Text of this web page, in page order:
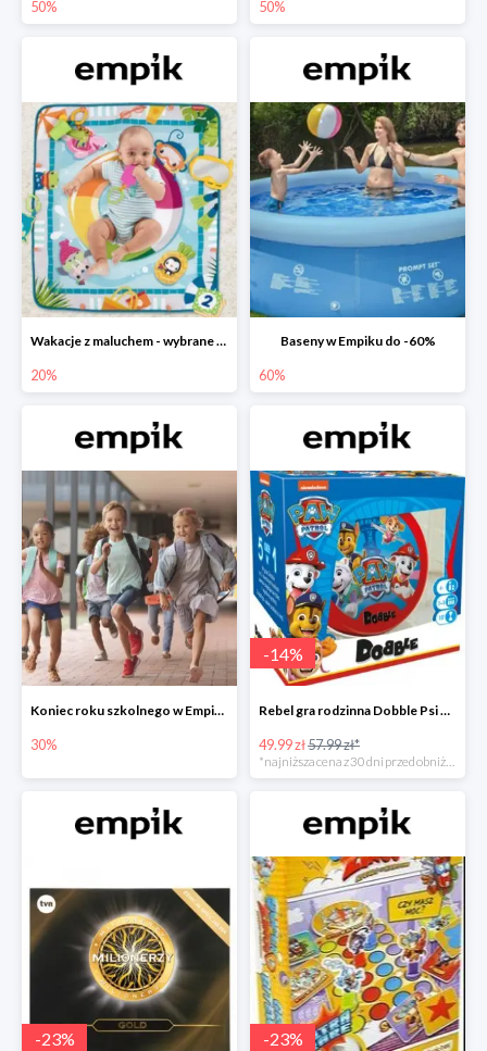
50% 50%
Wakacje z maluchem - wybrane zabawki Fisher-Price w Empiku-20%
20%
Baseny w Empiku do -60%
60%
Koniec roku szkolnego w Empiku - prezenty dla dzieci i nauczycieli do -30%
30%
-14%
Rebel gra rodzinna Dobble Psi Patrol w Empiku Premium
49.99 zł57.99 zł*
-23% -23%